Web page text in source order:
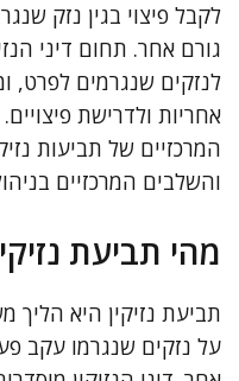
לקבל פיצוי בגין נזק
גורם אחר. תחום דיני
לנזקים שנגרמים לפרט,
אחריות ולדרישת
המרכזיים של תביעות
והשלבים המרכזיים
מהי תביעת
תביעת נזיקין היא הליך
על נזקים שנגרמו עקב